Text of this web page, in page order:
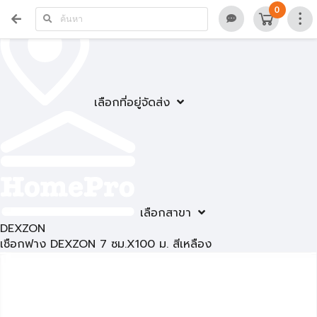
เลือกที่อยู่จัดส่ง
เลือกสาขา
0
DEXZON
เชือกฟาง DEXZON 7 ซม.X100 ม. สีเหลือง